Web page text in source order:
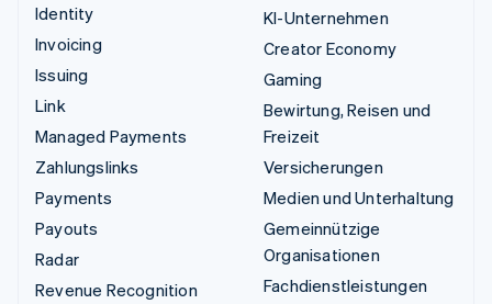
Identity
Invoicing
Issuing
Link
Managed Payments
Zahlungslinks
Payments
Payouts
Radar
Revenue Recognition
KI-Unternehmen
Creator Economy
Gaming
Bewirtung, Reisen und
Freizeit
Versicherungen
Medien und Unterhaltung
Gemeinnützige
Organisationen
Fachdienstleistungen